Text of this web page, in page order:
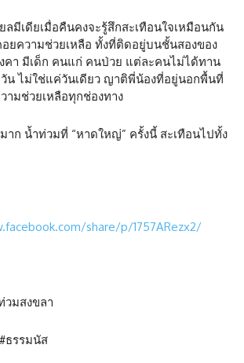
มีเดียเมื่อคืนคงจะรู้สึกสะเทือนใจเหมือนกัน
ยความช่วยเหลือ ทั้งที่ติดอยู่บนชั้นสองของ
คา มีเด็ก คนแก่ คนป่วย แต่ละคนไม่ได้ทาน
วัน ไม่ใช่แค่วันเดียว ญาติพี่น้องที่อยู่นอกพื้นที่
ามช่วยเหลือทุกช่องทาง
าก น้ำท่วมที่ “หาดใหญ่” ครั้งนี้ สะเทือนไปทั้ง
share/p/1757ARezx2/
มสงขลา
ธรรมนัส